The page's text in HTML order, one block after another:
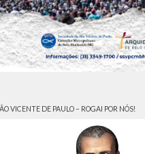
VICENTE DE PAULO – ROGAI POR NÓS!